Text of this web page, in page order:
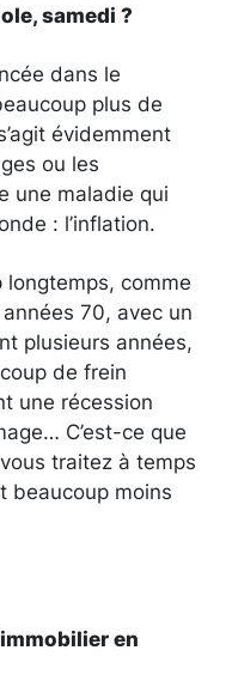
samedi ?
dans le
plus de
évidemment
ou les
une maladie qui
: l’inflation.
longtemps, comme
70, avec un
plusieurs années,
de frein
une récession
C’est-ce que
traitez à temps
beaucoup moins
en